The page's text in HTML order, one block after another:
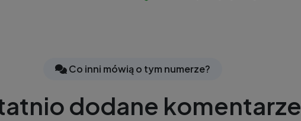
Co inni mówią o tym numerze?
dodane komentarze